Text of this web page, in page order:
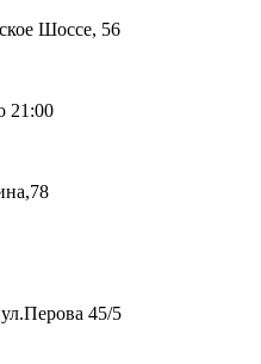
Шоссе, 56
21:00
45/5